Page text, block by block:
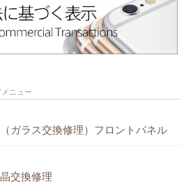
ニュー
ガラス交換修理）フロントパネル
交換修理